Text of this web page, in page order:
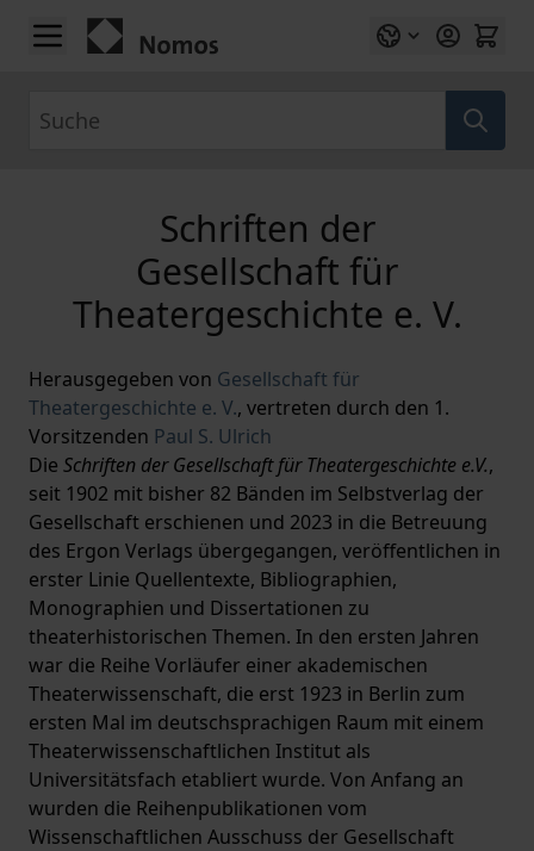
Zum Inhalt springen
Schriften der
Gesellschaft für
Theatergeschichte e. V.
Herausgegeben von Gesellschaft für
Theatergeschichte e. V., vertreten durch den 1.
Vorsitzenden Paul S. Ulrich
Die Schriften der Gesellschaft für Theatergeschichte e.V.,
seit 1902 mit bisher 82 Bänden im Selbstverlag der
Gesellschaft erschienen und 2023 in die Betreuung
des Ergon Verlags übergegangen, veröffentlichen in
erster Linie Quellentexte, Bibliographien,
Monographien und Dissertationen zu
theaterhistorischen Themen. In den ersten Jahren
war die Reihe Vorläufer einer akademischen
Theaterwissenschaft, die erst 1923 in Berlin zum
ersten Mal im deutschsprachigen Raum mit einem
Theaterwissenschaftlichen Institut als
Universitätsfach etabliert wurde. Von Anfang an
wurden die Reihenpublikationen vom
Wissenschaftlichen Ausschuss der Gesellschaft